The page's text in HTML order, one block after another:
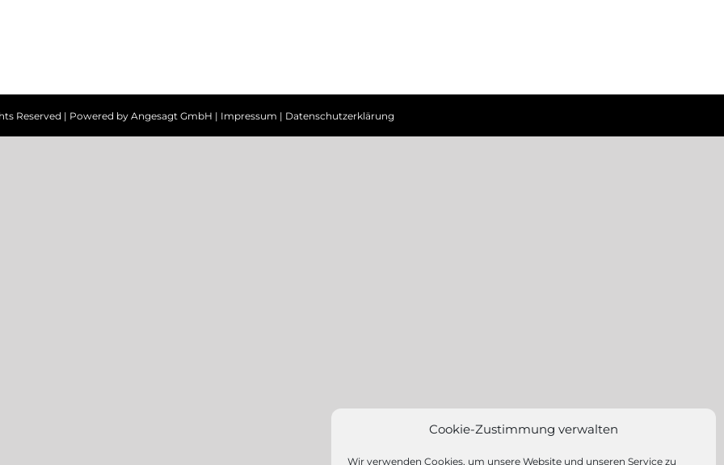
Cookie-Zustimmung verwalten
Wir verwenden Cookies, um unsere Website und unseren Service zu
Reserved | Powered by Angesagt GmbH | Impressum | Datenschutzerklärung